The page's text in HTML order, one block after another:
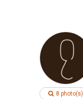
8 photo(s)